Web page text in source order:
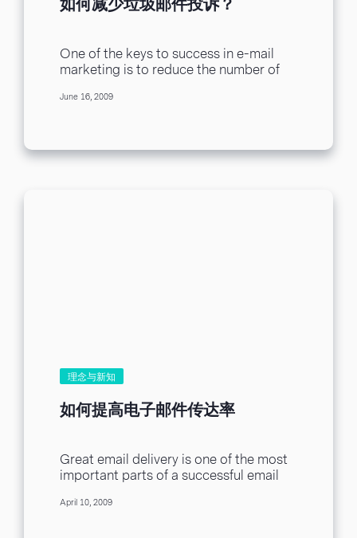
如何减少垃圾邮件投诉？
One of the keys to success in e-mail
marketing is to reduce the number of
June 16, 2009
理念与新知
如何提高电子邮件传达率
Great email delivery is one of the most
important parts of a successful email
April 10, 2009